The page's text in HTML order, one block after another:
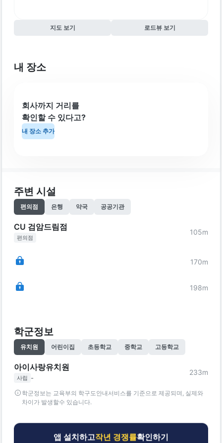
지도 보기 로드뷰 보기
내 장소
회사까지 거리를
확인할 수 있다고?
내 장소 추가
주변 시설
편의점 은행 약국 공공기관
CU 검암드림점
편의점
105m
170m
198m
학군정보
유치원 어린이집 초등학교 중학교 고등학교
아이사랑유치원
사립 -
233m
학군정보는 교육부의 학구도안내서비스를 기준으로 제공되며, 실제와
차이가 발생할수 있습니다.
앱 설치하고작년 경쟁률확인하기